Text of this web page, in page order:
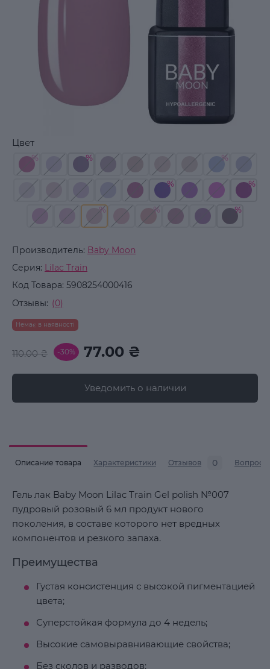
Производитель: Baby Moon
Серия: Lilac Train
Код Товара: 5908254000416
Отзывы: (0)
Немає в наявності
Цвет
110.00 ₴ -30% 77.00 ₴
Уведомить о наличии
Описание товара Характеристики Отзывов 0 Вопросы
Гель лак Baby Moon Lilac Train Gel polish №007
пудровый розовый 6 мл продукт нового
поколения, в составе которого нет вредных
компонентов и резкого запаха.
Преимущества
Густая консистенция с высокой пигментацией
цвета;
Суперстойкая формула до 4 недель;
Высокие самовыравнивающие свойства;
Без сколов и разводов;